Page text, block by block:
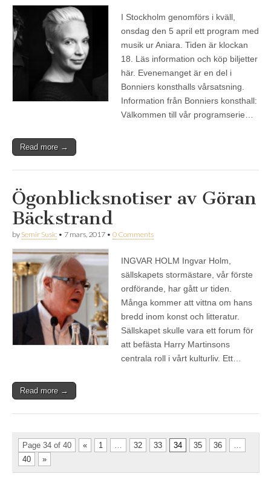
I Stockholm genomförs i kväll,
onsdag den 5 april ett program med
musik ur Aniara. Tiden är klockan
18. Läs information och köp biljetter
här. Evenemanget är en del i
Bonniers konsthalls vårsatsning.
Information från Bonniers konsthall:
Välkommen till vår programserie…
Read more →
Ögonblicksnotiser av Göran
Bäckstrand
by Semir Susic • 7 mars, 2017 • 0 Comments
INGVAR HOLM Ingvar Holm,
sällskapets stormästare, vår förste
ordförande, har gått ur tiden.
Många kommer att vittna om hans
bredd inom konst och litteratur.
Sällskapet skulle vara ett forum för
att befästa Harry Martinsons
centrala roll i vårt kulturliv. Ett…
Read more →
Page 34 of 40 « 1 32 33 34 35 36
40
»